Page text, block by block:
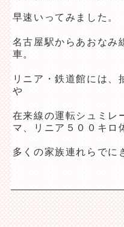
早速いってみました。
名古屋駅からあおなみ
車。
リニア・鉄道館には
や
在来線の運転シュミレ
マ、リニア５００キロ
多くの家族連れらでに